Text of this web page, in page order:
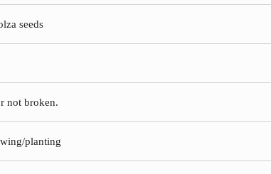
seeds
not broken.
planting